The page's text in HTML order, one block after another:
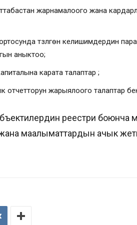
жарнамалоого жана
түзүлгөн келишимдердин
аныктоо;
карата талаптар ;
отчетторун жарыялоого талаптар
реестри боюнча
маалыматтардын ачык